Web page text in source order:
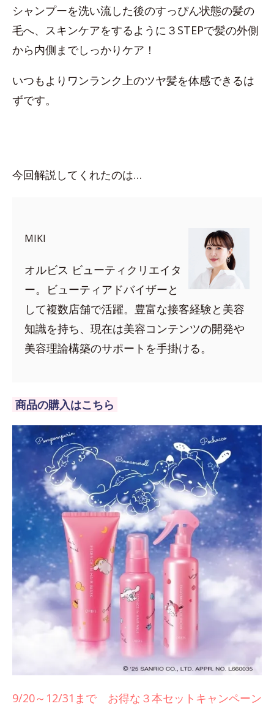
シャンプーを洗い流した後のすっぴん状態の髪の
毛へ、スキンケアをするように３STEPで髪の外側
から内側までしっかりケア！
いつもよりワンランク上のツヤ髪を体感できるは
ずです。
今回解説してくれたのは…
MIKI
オルビス ビューティクリエイタ
ー。ビューティアドバイザーと
して複数店舗で活躍。豊富な接客経験と美容
知識を持ち、現在は美容コンテンツの開発や
美容理論構築のサポートを手掛ける。
商品の購入はこちら
9/20～12/31まで お得な３本セットキャンペーン